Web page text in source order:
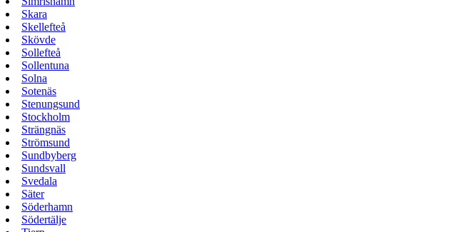
Skara
Skellefteå
Skövde
Sollefteå
Sollentuna
Solna
Sotenäs
Stenungsund
Stockholm
Strängnäs
Strömsund
Sundbyberg
Sundsvall
Svedala
Säter
Söderhamn
Södertälje